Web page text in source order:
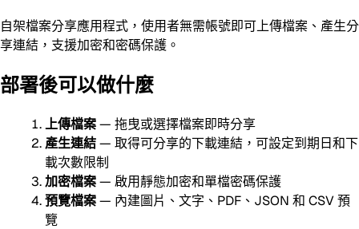
自架檔案分享應用程式，使用者無需帳號即可上傳檔案、產生分
享連結，支援加密和密碼保護。
部署後可以做什麼
上傳檔案— 拖曳或選擇檔案即時分享
產生連結— 取得可分享的下載連結，可設定到期日和下
載次數限制
加密檔案— 啟用靜態加密和單檔密碼保護
預覽檔案— 內建圖片、文字、PDF、JSON 和 CSV 預
覽